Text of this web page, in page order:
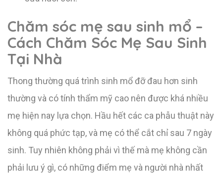
Chăm sóc mẹ sau sinh mổ –
Cách Chăm Sóc Mẹ Sau Sinh
Tại Nhà
Thong thường quá trình sinh mổ đỡ đau hơn sinh
thường và có tính thẩm mỹ cao nên được khá nhiều
mẹ hiện nay lựa chọn. Hầu hết các ca phẫu thuật này
không quá phức tạp, và mẹ có thể cắt chỉ sau 7 ngày
sinh. Tuy nhiên không phải vì thế mà mẹ không cần
phải lưu ý gì, có những điểm mẹ và người nhà nhất